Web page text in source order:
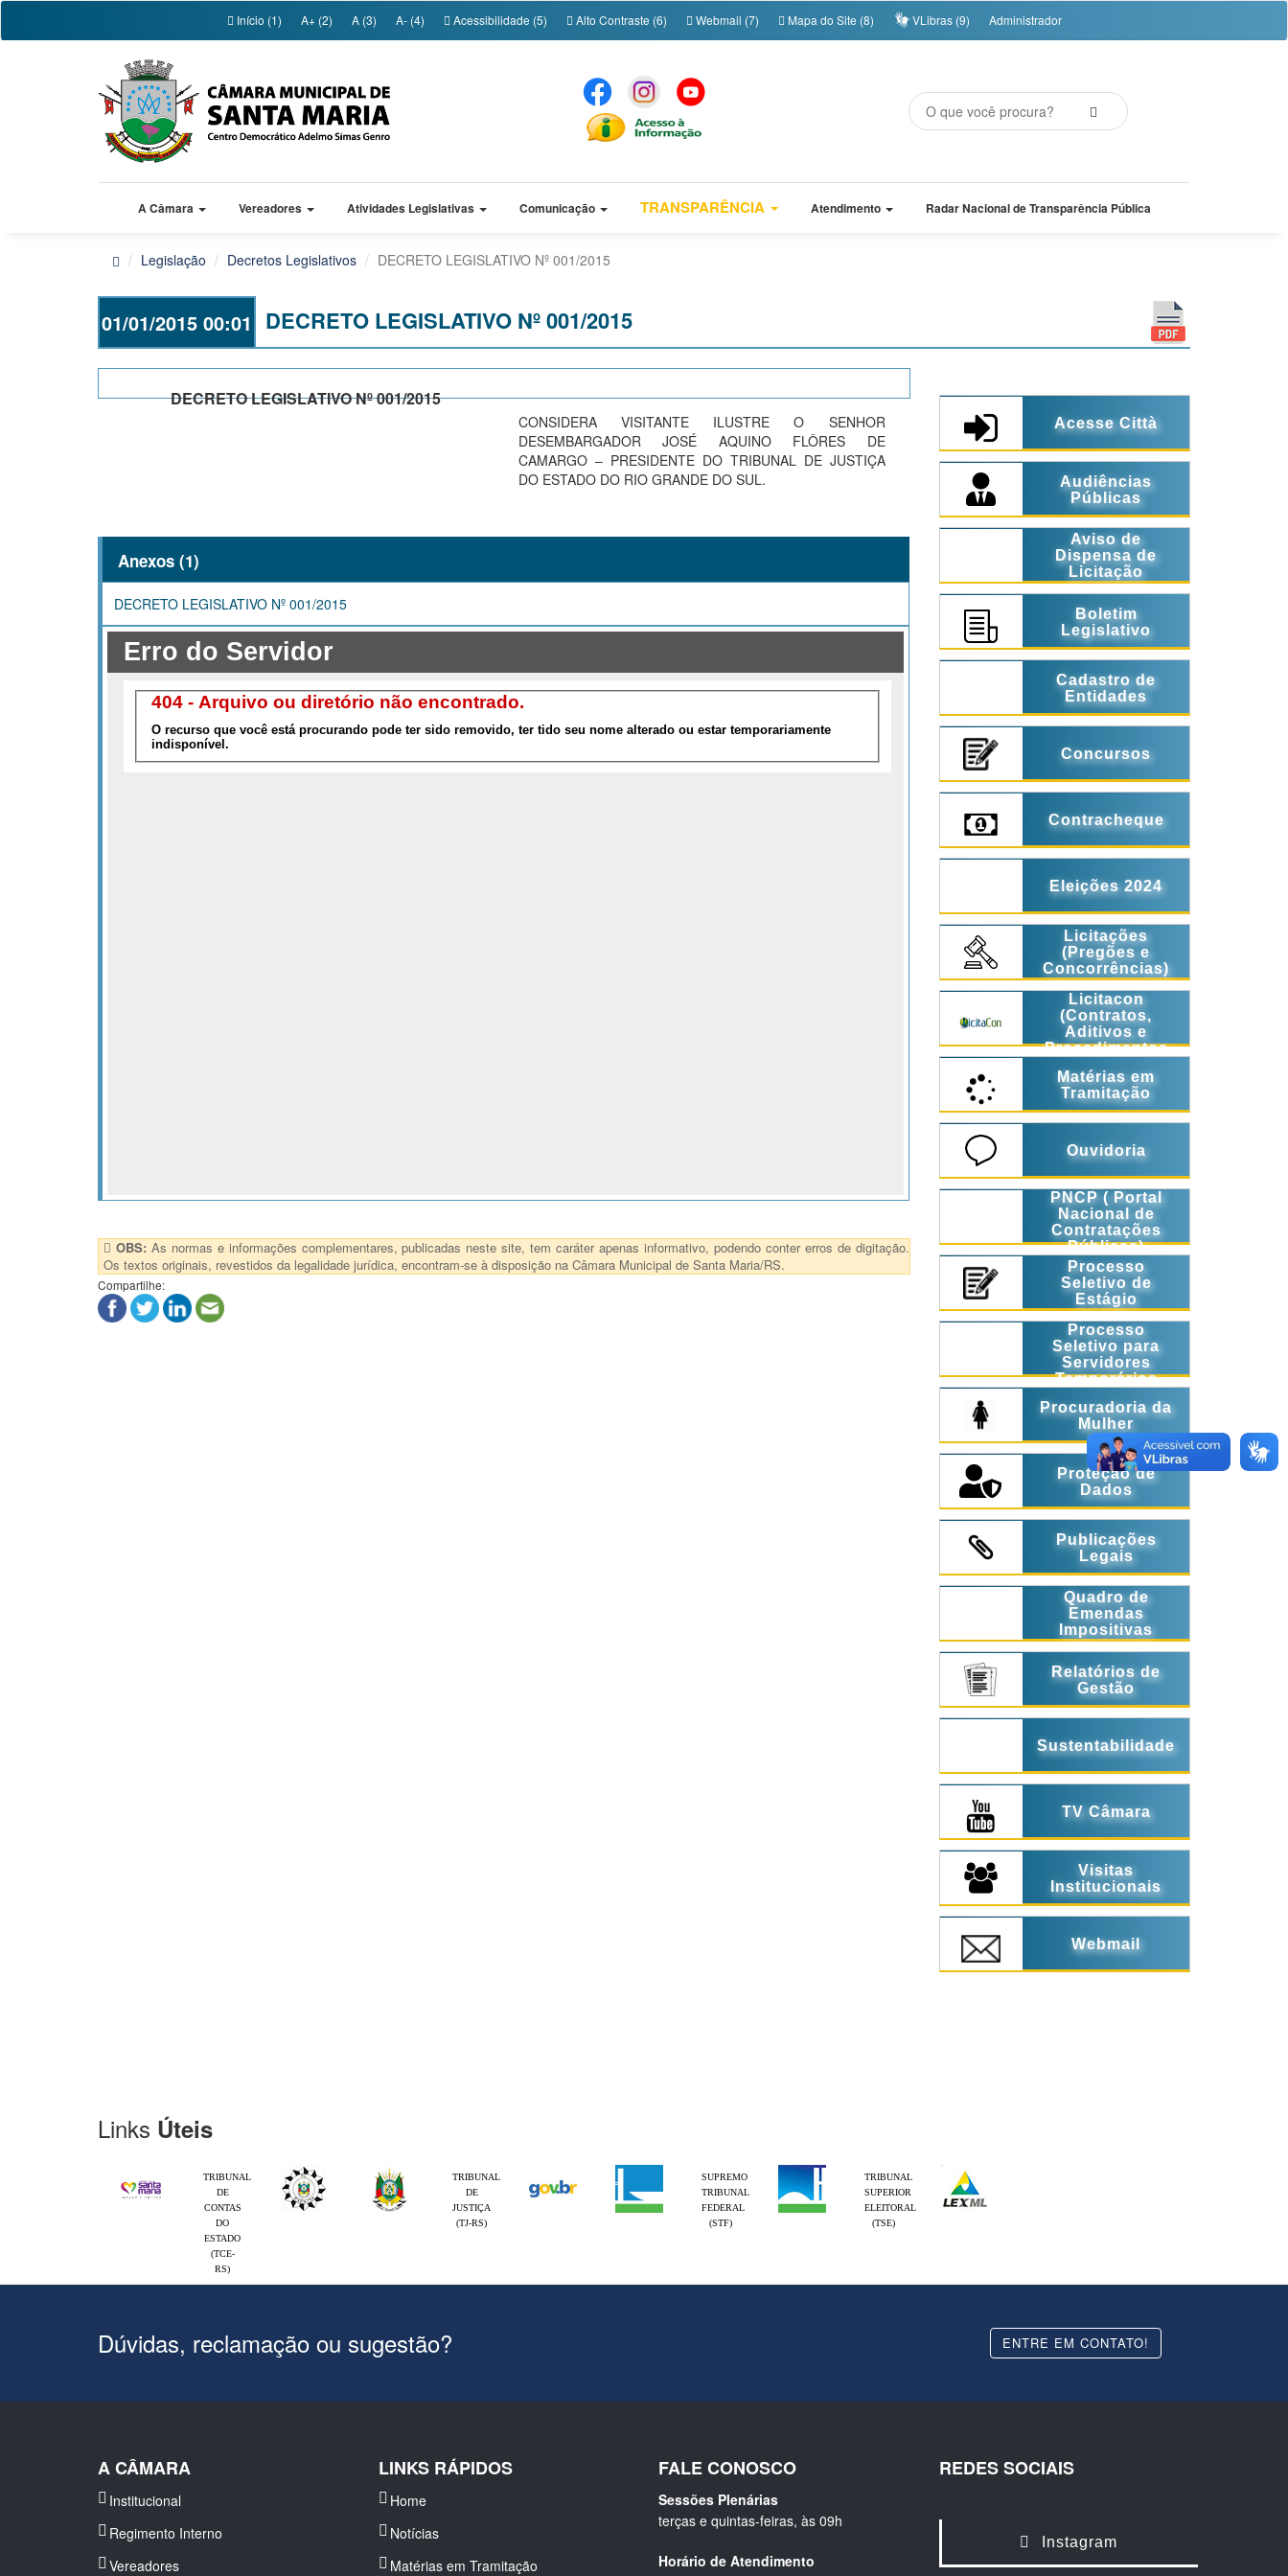
Início (1) A+ (2) A (3) A- (4) Acessibilidade (5) Alto Contraste (6) Webmail (7) Mapa do Site (8) VLibras (9) Administrador
A Câmara Vereadores Atividades Legislativas Comunicação TRANSPARÊNCIA Atendimento Radar Nacional de Transparência Pública
Legislação Decretos Legislativos DECRETO LEGISLATIVO Nº 001/2015
01/01/2015 00:01 DECRETO LEGISLATIVO Nº 001/2015
DECRETO LEGISLATIVO Nº 001/2015
CONSIDERA VISITANTE ILUSTRE O SENHOR
DESEMBARGADOR JOSÉ AQUINO FLÔRES DE
CAMARGO – PRESIDENTE DO TRIBUNAL DE JUSTIÇA
DO ESTADO DO RIO GRANDE DO SUL.
Anexos (1)
DECRETO LEGISLATIVO Nº 001/2015
OBS: As normas e informações complementares, publicadas neste site, tem caráter apenas informativo, podendo conter erros de digitação.
Os textos originais, revestidos da legalidade jurídica, encontram-se à disposição na Câmara Municipal de Santa Maria/RS.
Compartilhe:
Acesse Città
Audiências
Públicas
Aviso de
Dispensa de
Licitação
Boletim
Legislativo
Cadastro de
Entidades
Concursos
Contracheque
Eleições 2024
Licitações
(Pregões e
Concorrências)
Licitacon
(Contratos,
Aditivos e
Procedimentos
Matérias em
Tramitação
Ouvidoria
PNCP ( Portal
Nacional de
Contratações
Públicas)
Processo
Seletivo de
Estágio
Processo
Seletivo para
Servidores
Temporários
Procuradoria da
Mulher
Proteção de
Dados
Publicações
Legais
Quadro de
Emendas
Impositivas
Relatórios de
Gestão
Sustentabilidade
TV Câmara
Visitas
Institucionais
Webmail
Links Úteis
TRIBUNAL
DE
CONTAS
DO
ESTADO
(TCE-
RS)
TRIBUNAL
DE
JUSTIÇA
(TJ-RS)
SUPREMO
TRIBUNAL
FEDERAL
(STF)
TRIBUNAL
SUPERIOR
ELEITORAL
(TSE)
Dúvidas, reclamação ou sugestão? ENTRE EM CONTATO!
A CÂMARA
Institucional
Regimento Interno
Vereadores
LINKS RÁPIDOS
Home
Notícias
Matérias em Tramitação
FALE CONOSCO
Sessões Plenárias
terças e quintas-feiras, às 09h
Horário de Atendimento
REDES SOCIAIS
Instagram